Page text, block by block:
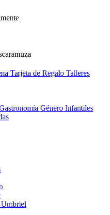
Tarjeta de Regalo Talleres
Género Infantiles